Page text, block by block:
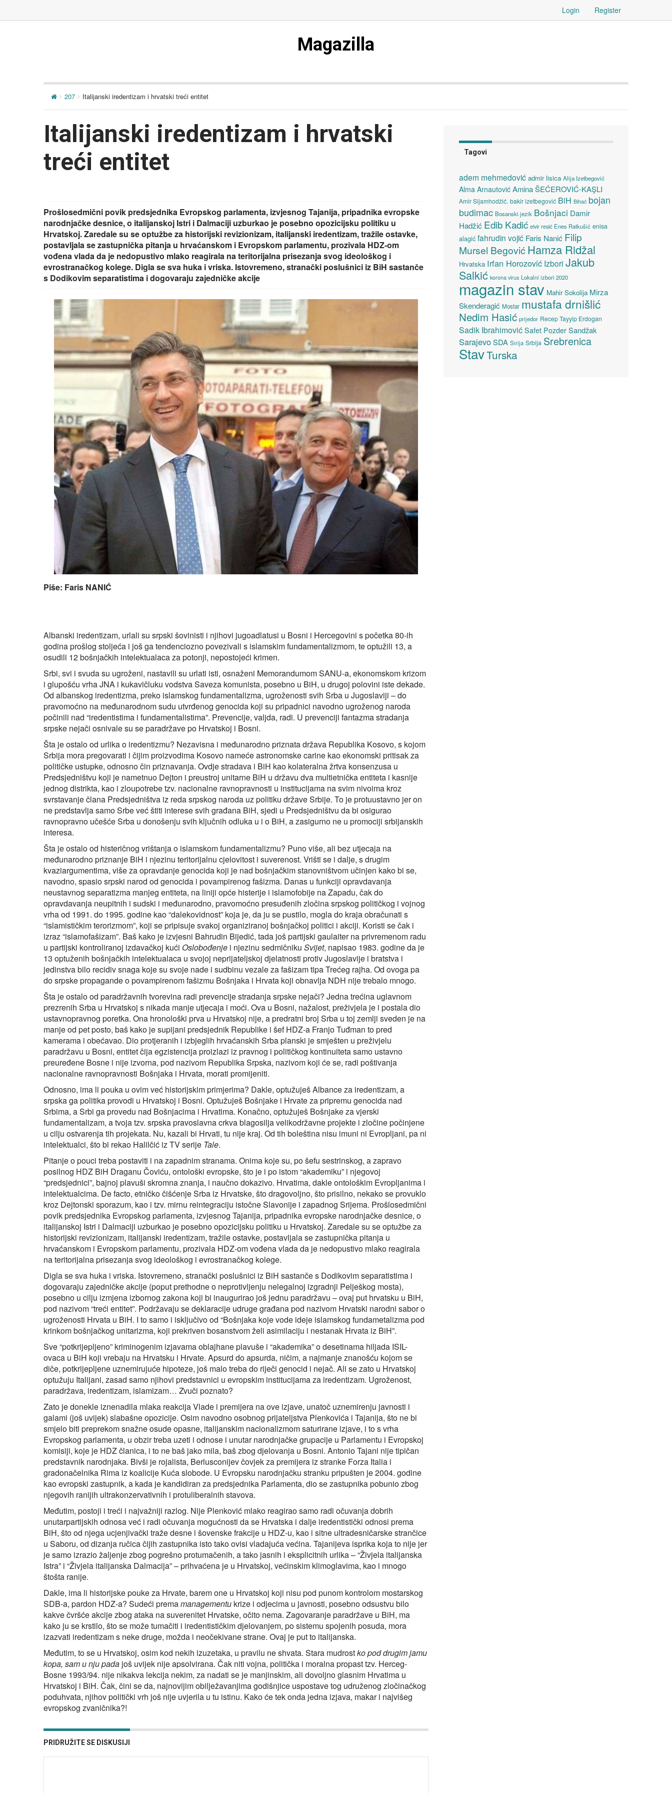
Login Register
Magazilla
207 Italijanski iredentizam i hrvatski treći entitet
Italijanski iredentizam i hrvatski
treći entitet
Prošlosedmični povik predsjednika Evropskog parlamenta, izvjesnog Tajanija, pripadnika evropske
narodnjačke desnice, o italijanskoj Istri i Dalmaciji uzburkao je posebno opozicijsku politiku u
Hrvatskoj. Zaredale su se optužbe za historijski revizionizam, italijanski iredentizam, tražile ostavke,
postavljala se zastupnička pitanja u hrvaćanskom i Evropskom parlamentu, prozivala HDZ-om
vođena vlada da je nedopustivo mlako reagirala na teritorijalna prisezanja svog ideološkog i
evrostranačkog kolege. Digla se sva huka i vriska. Istovremeno, stranački poslušnici iz BiH sastanče
s Dodikovim separatistima i dogovaraju zajedničke akcije
Piše: Faris NANIĆ
Albanski iredentizam, urlali su srpski šovinisti i njihovi jugoadlatusi u Bosni i Hercegovini s početka 80-ih
godina prošlog stoljeća i još ga tendenciozno povezivali s islamskim fundamentalizmom, te optužili 13, a
osudili 12 bošnjačkih intelektualaca za potonji, nepostojeći krimen.
Srbi, svi i svuda su ugroženi, nastavili su urlati isti, osnaženi Memorandumom SANU-a, ekonomskom krizom
i glupošću vrha JNA i kukavičluku vodstva Saveza komunista, posebno u BiH, u drugoj polovini iste dekade.
Od albanskog iredentizma, preko islamskog fundamentalizma, ugroženosti svih Srba u Jugoslaviji – do
pravomoćno na međunarodnom sudu utvrđenog genocida koji su pripadnici navodno ugroženog naroda
počinili nad “iredentistima i fundamentalistima”. Prevencije, valjda, radi. U prevenciji fantazma stradanja
srpske nejači osnivale su se paradržave po Hrvatskoj i Bosni.
Šta je ostalo od urlika o iredentizmu? Nezavisna i međunarodno priznata država Republika Kosovo, s kojom
Srbija mora pregovarati i čijim proizvodima Kosovo nameće astronomske carine kao ekonomski pritisak za
političke ustupke, odnosno čin priznavanja. Ovdje stradava i BiH kao kolateralna žrtva konsenzusa u
Predsjedništvu koji je nametnuo Dejton i preustroj unitarne BiH u državu dva multietnička entiteta i kasnije
jednog distrikta, kao i zloupotrebe tzv. nacionalne ravnopravnosti u institucijama na svim nivoima kroz
svrstavanje člana Predsjedništva iz reda srpskog naroda uz politiku države Srbije. To je protuustavno jer on
ne predstavlja samo Srbe već štiti interese svih građana BiH, sjedi u Predsjedništvu da bi osigurao
ravnopravno učešće Srba u donošenju svih ključnih odluka u i o BiH, a zasigurno ne u promociji srbijanskih
interesa.
Šta je ostalo od histeričnog vrištanja o islamskom fundamentalizmu? Puno više, ali bez utjecaja na
međunarodno priznanje BiH i njezinu teritorijalnu cjelovitost i suverenost. Vrišti se i dalje, s drugim
kvaziargumentima, više za opravdanje genocida koji je nad bošnjačkim stanovništvom učinjen kako bi se,
navodno, spasio srpski narod od genocida i povampirenog fašizma. Danas u funkciji opravdavanja
neustavnog separatizma manjeg entiteta, na liniji opće histerije i islamofobije na Zapadu, čak do
opravdavanja neupitnih i sudski i međunarodno, pravomoćno presuđenih zločina srpskog političkog i vojnog
vrha od 1991. do 1995. godine kao “dalekovidnost” koja je, da ju se pustilo, mogla do kraja obračunati s
“islamističkim terorizmom”, koji se pripisuje svakoj organiziranoj bošnjačkoj politici i akciji. Koristi se čak i
izraz “islamofašizam”. Baš kako je izvjesni Bahrudin Bijedić, tada još partijski gaulaiter na privremenom radu
u partijski kontroliranoj izdavačkoj kući Oslobođenje i njezinu sedmičniku Svijet, napisao 1983. godine da je
13 optuženih bošnjačkih intelektualaca u svojoj neprijateljskoj djelatnosti protiv Jugoslavije i bratstva i
jedinstva bilo recidiv snaga koje su svoje nade i sudbinu vezale za fašizam tipa Trećeg rajha. Od ovoga pa
do srpske propagande o povampirenom fašizmu Bošnjaka i Hrvata koji obnavlja NDH nije trebalo mnogo.
Šta je ostalo od paradržavnih tvorevina radi prevencije stradanja srpske nejači? Jedna trećina uglavnom
prezrenih Srba u Hrvatskoj s nikada manje utjecaja i moći. Ova u Bosni, nažalost, preživjela je i postala dio
ustavnopravnog poretka. Ona hronološki prva u Hrvatskoj nije, a predratni broj Srba u toj zemlji sveden je na
manje od pet posto, baš kako je supijani predsjednik Republike i šef HDZ-a Franjo Tuđman to pred
kamerama i obećavao. Dio protjeranih i izbjeglih hrvaćanskih Srba planski je smješten u preživjelu
paradržavu u Bosni, entitet čija egzistencija proizlazi iz pravnog i političkog kontinuiteta samo ustavno
preuređene Bosne i nije izvorna, pod nazivom Republika Srpska, nazivom koji će se, radi poštivanja
nacionalne ravnopravnosti Bošnjaka i Hrvata, morati promijeniti.
Odnosno, ima li pouka u ovim već historijskim primjerima? Dakle, optužuješ Albance za iredentizam, a
srpska ga politika provodi u Hrvatskoj i Bosni. Optužuješ Bošnjake i Hrvate za pripremu genocida nad
Srbima, a Srbi ga provedu nad Bošnjacima i Hrvatima. Konačno, optužuješ Bošnjake za vjerski
fundamentalizam, a tvoja tzv. srpska pravoslavna crkva blagosilja velikodržavne projekte i zločine počinjene
u cilju ostvarenja tih projekata. Nu, kazali bi Hrvati, tu nije kraj. Od tih boleština nisu imuni ni Evropljani, pa ni
intelektualci, što bi rekao Halilčić iz TV serije Tale.
Pitanje o pouci treba postaviti i na zapadnim stranama. Onima koje su, po šefu sestrinskog, a zapravo
posilnog HDZ BiH Draganu Čoviću, ontološki evropske, što je i po istom “akademiku” i njegovoj
“predsjednici”, bajnoj plavuši skromna znanja, i naučno dokazivo. Hrvatima, dakle ontološkim Evropljanima i
intelektualcima. De facto, etničko čišćenje Srba iz Hrvatske, što dragovoljno, što prisilno, nekako se provuklo
kroz Dejtonski sporazum, kao i tzv. mirnu reintegraciju istočne Slavonije i zapadnog Srijema. Prošlosedmični
povik predsjednika Evropskog parlamenta, izvjesnog Tajanija, pripadnika evropske narodnjačke desnice, o
italijanskoj Istri i Dalmaciji uzburkao je posebno opozicijsku politiku u Hrvatskoj. Zaredale su se optužbe za
historijski revizionizam, italijanski iredentizam, tražile ostavke, postavljala se zastupnička pitanja u
hrvaćanskom i Evropskom parlamentu, prozivala HDZ-om vođena vlada da je nedopustivo mlako reagirala
na teritorijalna prisezanja svog ideološkog i evrostranačkog kolege.
Digla se sva huka i vriska. Istovremeno, stranački poslušnici iz BiH sastanče s Dodikovim separatistima i
dogovaraju zajedničke akcije (poput prethodne o neprotivljenju nelegalnoj izgradnji Pelješkog mosta),
posebno u cilju izmjena izbornog zakona koji bi inaugurirao još jednu paradržavu – ovaj put hrvatsku u BiH,
pod nazivom “treći entitet”. Podržavaju se deklaracije udruge građana pod nazivom Hrvatski narodni sabor o
ugroženosti Hrvata u BiH. I to samo i isključivo od “Bošnjaka koje vode ideje islamskog fundametalizma pod
krinkom bošnjačkog unitarizma, koji prekriven bosanstvom želi asimilaciju i nestanak Hrvata iz BiH”.
Sve “potkrijepljeno” kriminogenim izjavama oblajhane plavuše i “akademika” o desetinama hiljada ISIL-
ovaca u BiH koji vrebaju na Hrvatsku i Hrvate. Apsurd do apsurda, ničim, a najmanje znanošću kojom se
diče, potkrijepljene uznemirujuće hipoteze, još malo treba do riječi genocid i nejač. Ali se zato u Hrvatskoj
optužuju Italijani, zasad samo njihovi predstavnici u evropskim institucijama za iredentizam. Ugroženost,
paradržava, iredentizam, islamizam… Zvuči poznato?
Zato je donekle iznenadila mlaka reakcija Vlade i premijera na ove izjave, unatoč uznemirenju javnosti i
galami (još uvijek) slabašne opozicije. Osim navodno osobnog prijateljstva Plenkovića i Tajanija, što ne bi
smjelo biti preprekom snažne osude opasne, italijanskim nacionalizmom saturirane izjave, i to s vrha
Evropskog parlamenta, u obzir treba uzeti i odnose i unutar narodnjačke grupacije u Parlamentu i Evropskoj
komisiji, koje je HDZ članica, i to ne baš jako mila, baš zbog djelovanja u Bosni. Antonio Tajani nije tipičan
predstavnik narodnjaka. Bivši je rojalista, Berlusconijev čovjek za premijera iz stranke Forza Italia i
gradonačelnika Rima iz koalicije Kuća slobode. U Evropsku narodnjačku stranku pripušten je 2004. godine
kao evropski zastupnik, a kada je kandidiran za predsjednika Parlamenta, dio se zastupnika pobunio zbog
njegovih ranijih ultrakonzervativnih i protuliberalnih stavova.
Međutim, postoji i treći i najvažniji razlog. Nije Plenković mlako reagirao samo radi očuvanja dobrih
unutarpartijskih odnosa već i radi očuvanja mogućnosti da se Hrvatska i dalje iredentistički odnosi prema
BiH, što od njega ucjenjivački traže desne i šovenske frakcije u HDZ-u, kao i sitne ultradesničarske strančice
u Saboru, od dizanja ručica čijih zastupnika isto tako ovisi vladajuća većina. Tajanijeva isprika koja to nije jer
je samo izrazio žaljenje zbog pogrešno protumačenih, a tako jasnih i eksplicitnih urlika – “Živjela italijanska
Istra” i “Živjela italijanska Dalmacija” – prihvaćena je u Hrvatskoj, većinskim klimoglavima, kao i mnogo
štošta ranije.
Dakle, ima li historijske pouke za Hrvate, barem one u Hrvatskoj koji nisu pod punom kontrolom mostarskog
SDB-a, pardon HDZ-a? Sudeći premamanagementu krize i odjecima u javnosti, posebno odsustvu bilo
kakve čvršće akcije zbog ataka na suverenitet Hrvatske, očito nema. Zagovaranje paradržave u BiH, ma
kako ju se krstilo, što se može tumačiti i iredentističkim djelovanjem, po sistemu spojenih posuda, mora
izazvati iredentizam s neke druge, možda i neočekivane strane. Ovaj je put to italijanska.
Međutim, to se u Hrvatskoj, osim kod nekih izuzetaka, u pravilu ne shvata. Stara mudrostko pod drugim jamu
kopa, sam u nju pada još uvijek nije apsolvirana. Čak niti vojna, politička i moralna propast tzv. Herceg-
Bosne 1993/94. nije nikakva lekcija nekim, za nadati se je manjinskim, ali dovoljno glasnim Hrvatima u
Hrvatskoj i BiH. Čak, čini se da, najnovijim obilježavanjima godišnjice uspostave tog udruženog zločinačkog
poduhvata, njihov politički vrh još nije uvjerila u tu istinu. Kako će tek onda jedna izjava, makar i najvišeg
evropskog zvaničnika?!
PRIDRUŽITE SE DISKUSIJI
Tagovi
adem mehmedović admir lisica Alija Izetbegović
Alma Arnautović Amina ŠEĆEROVIĆ-KAŞLI
Amir Sijamhodžić. bakir izetbegović BiH Bihać bojan
budimac Bosanski jezik Bošnjaci Damir
Hadžić Edib Kadić elvir resić Enes Ratkušić enisa
alagić fahrudin vojić Faris Nanić Filip
Mursel Begović Hamza Ridžal
Hrvatska Irfan Horozović Izbori Jakub
Salkić korona virus Lokalni izbori 2020
magazin stav Mahir Sokolija Mirza
Skenderagić Mostar mustafa drnišlić
Nedim Hasić prijedor Recep Tayyip Erdogan
Sadik Ibrahimović Safet Pozder Sandžak
SarajevoSDA Sirija Srbija Srebrenica
StavTurska